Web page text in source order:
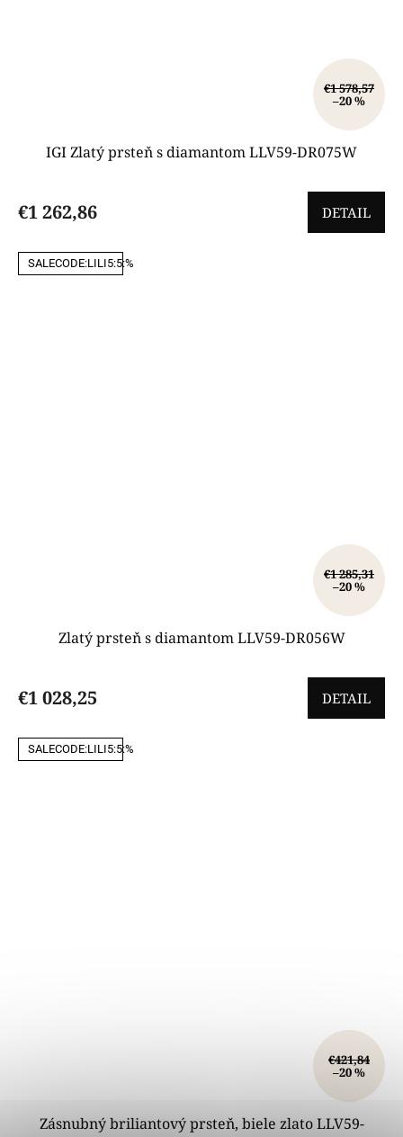
€1 578,57
–20 %
IGI Zlatý prsteň s diamantom LLV59-DR075W
€1 262,86 DETAIL
SALECODE:LILI5:5:%
€1 285,31
–20 %
Zlatý prsteň s diamantom LLV59-DR056W
€1 028,25 DETAIL
SALECODE:LILI5:5:%
€421,84
–20 %
Zásnubný briliantový prsteň, biele zlato LLV59-